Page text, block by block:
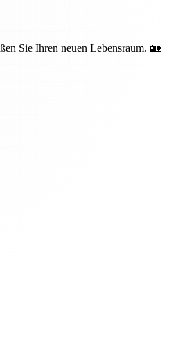
Sie Ihren neuen Lebensraum. 🏡